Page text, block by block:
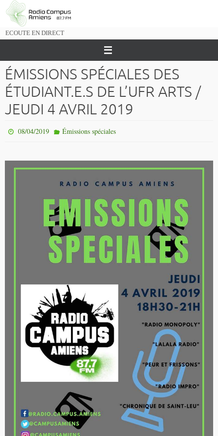
Passer
vers
ECOUTE EN DIRECT
ÉMISSIONS SPÉCIALES DES
ÉTUDIANT.E.S DE L’UFR ARTS /
JEUDI 4 AVRIL 2019
08/04/2019 Émissions spéciales